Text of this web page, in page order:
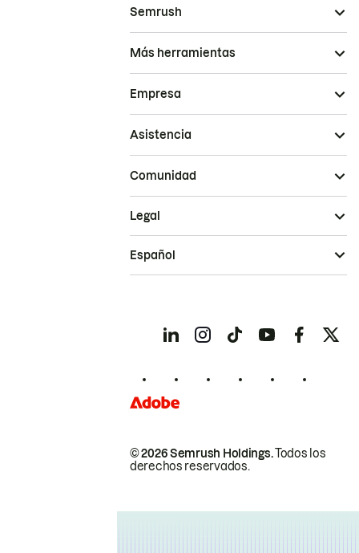
Semrush
Más herramientas
Empresa
Asistencia
Comunidad
© 2026 Semrush Holdings.Todos los
derechos reservados.
Legal
Español